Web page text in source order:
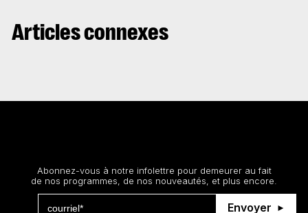
Articles connexes
Abonnez-vous à notre infolettre pour demeurer au fait
de nos programmes, de nos nouveautés, et plus encore.
Envoyer